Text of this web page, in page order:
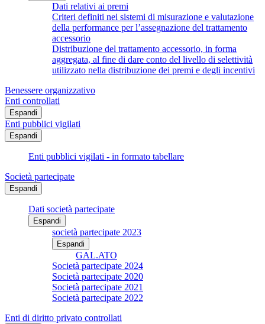
Dati relativi ai premi
Criteri definiti nei sistemi di misurazione e valutazione
della performance per l’assegnazione del trattamento
accessorio
Distribuzione del trattamento accessorio, in forma
aggregata, al fine di dare conto del livello di selettività
utilizzato nella distribuzione dei premi e degli incentivi
Benessere organizzativo
Enti controllati
Espandi
Enti pubblici vigilati
Espandi
Enti pubblici vigilati - in formato tabellare
Società partecipate
Espandi
Dati società partecipate
Espandi
società partecipate 2023
Espandi
GAL.ATO
Società partecipate 2024
Società partecipate 2020
Società partecipate 2021
Società partecipate 2022
Enti di diritto privato controllati